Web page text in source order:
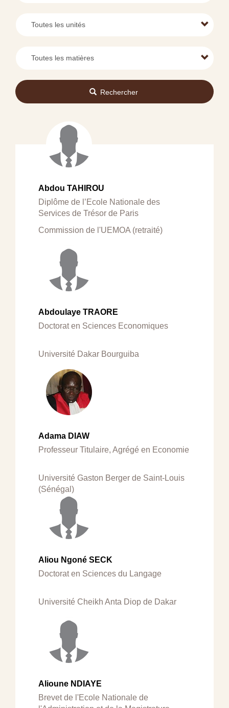
Rechercher
Abdou TAHIROU
Diplôme de l’Ecole Nationale des
Services de Trésor de Paris
Commission de l'UEMOA (retraité)
Abdoulaye TRAORE
Doctorat en Sciences Economiques
Université Dakar Bourguiba
Adama DIAW
Professeur Titulaire, Agrégé en Economie
Université Gaston Berger de Saint-Louis
(Sénégal)
Aliou Ngoné SECK
Doctorat en Sciences du Langage
Université Cheikh Anta Diop de Dakar
Alioune NDIAYE
Brevet de l'Ecole Nationale de